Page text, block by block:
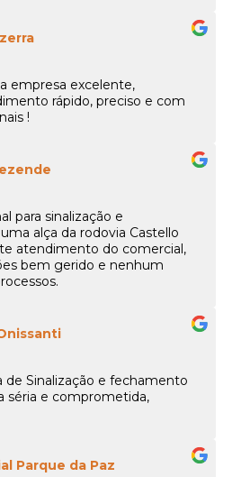
empresa excelente,
rápido, preciso e com
!
para sinalização e
alça da rodovia Castello
atendimento do comercial,
bem gerido e nenhum
de Sinalização e fechamento
séria e comprometida,
Parque da Paz